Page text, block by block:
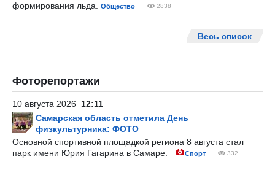
формирования льда.
Общество 2838
Весь список
Фоторепортажи
10 августа 2026 12:11
Самарская область отметила День
физкультурника: ФОТО
Основной спортивной площадкой региона 8 августа стал
парк имени Юрия Гагарина в Самаре.
Спорт 332